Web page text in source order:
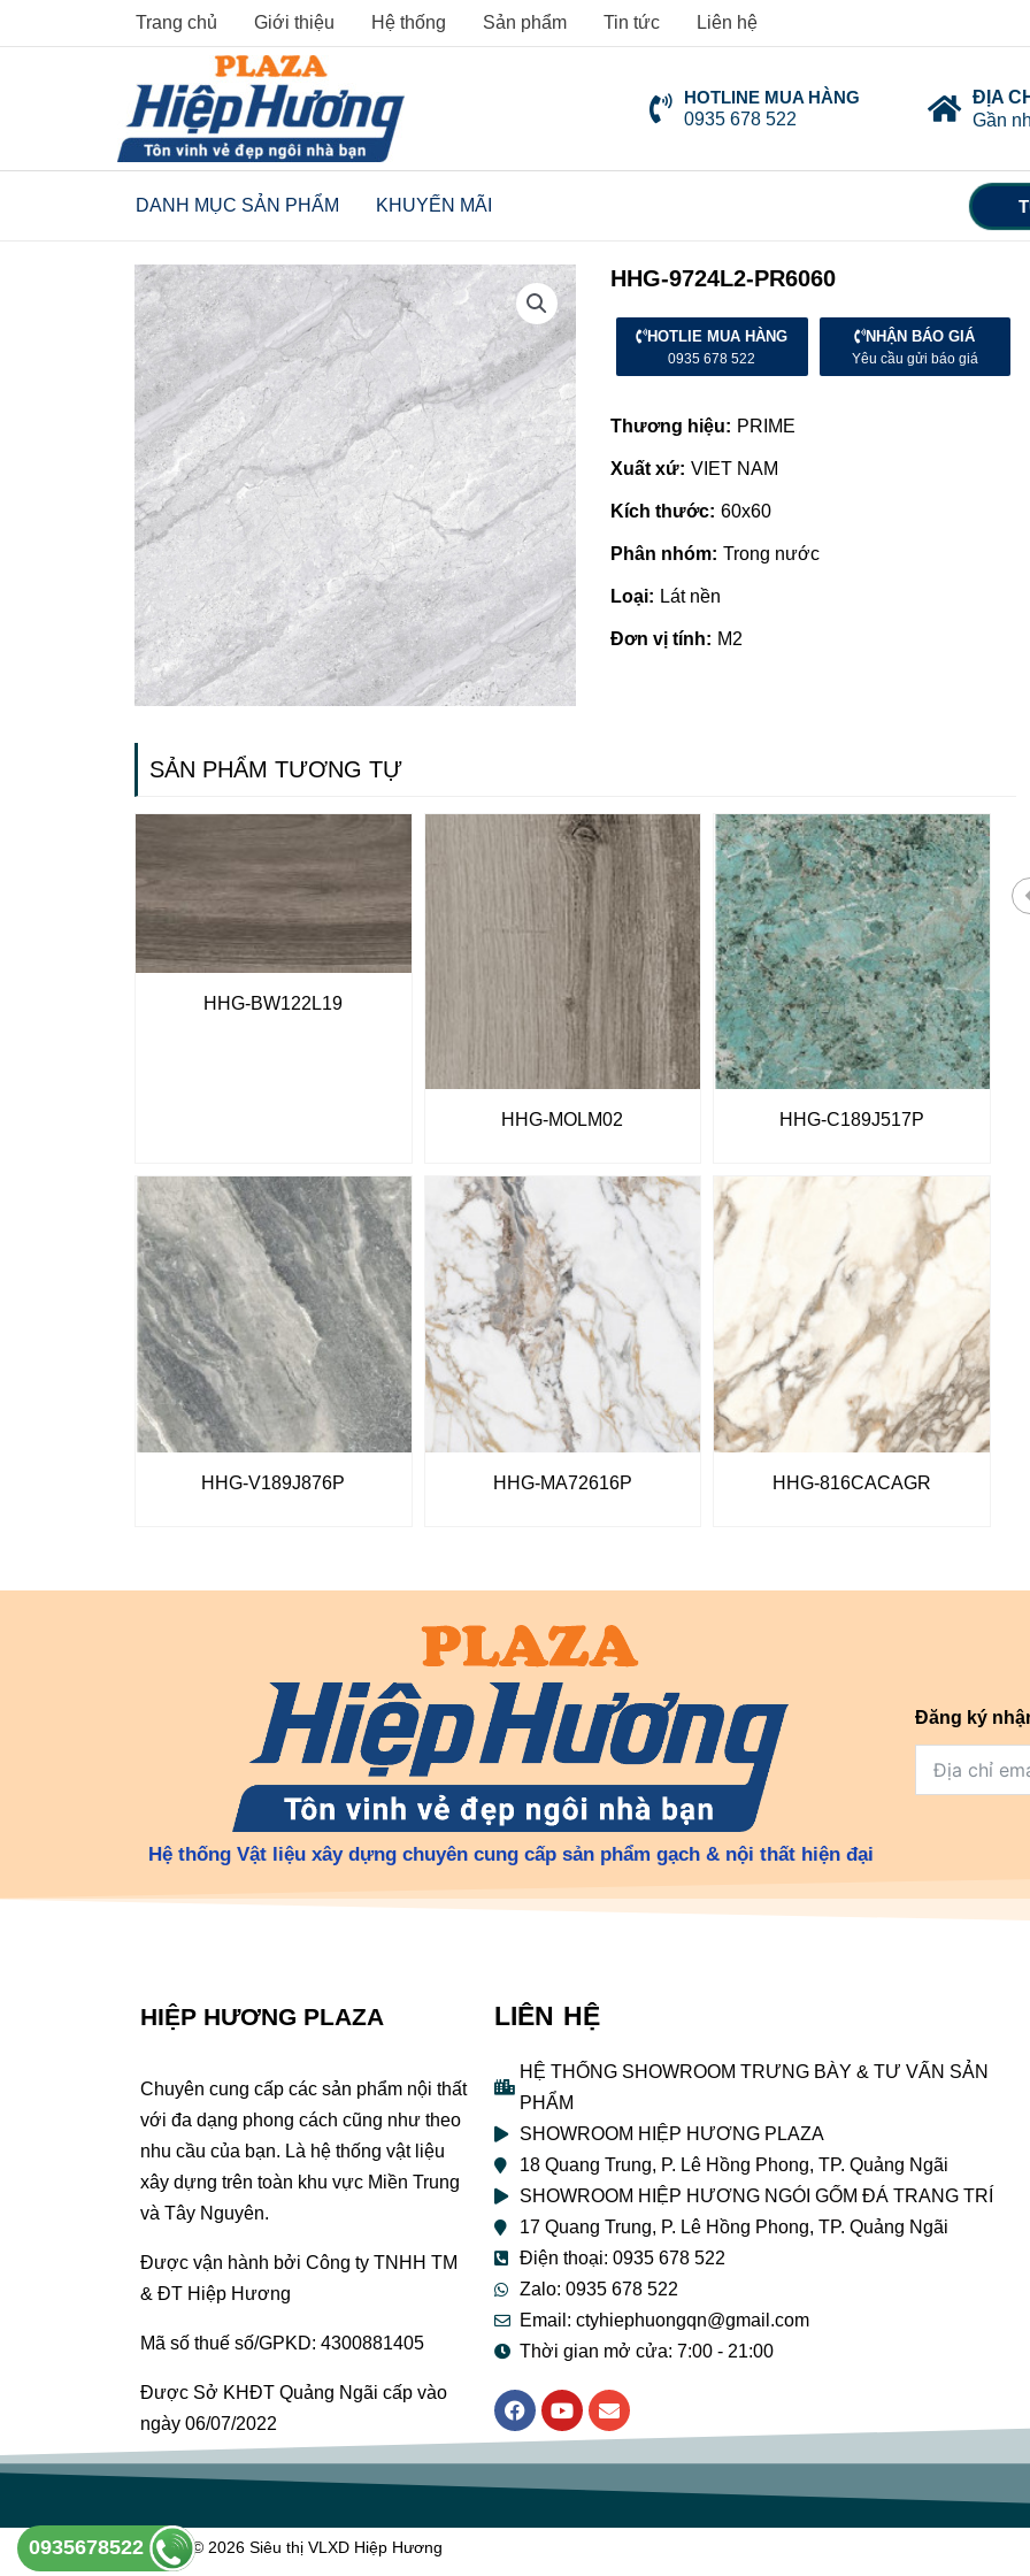
to
Trang chủ Giới thiệu Hệ thống Sản phẩm Tin tức Liên hệ
HOTLINE MUA HÀNG
0935 678 522
ĐỊA
Gần
DANH MỤC SẢN PHẨM KHUYẾN MÃI
HHG-9724L2-PR6060
HOTLIE MUA HÀNG
0935 678 522
NHẬN BÁO GIÁ
Yêu cầu gửi báo giá
Thương hiệu: PRIME
Xuất xứ: VIET NAM
Kích thước: 60x60
Phân nhóm: Trong nước
Loại: Lát nền
Đơn vị tính: M2
SẢN PHẨM TƯƠNG TỰ
HHG-BW122L19
HHG-MOLM02 HHG-C189J517P
HHG-V189J876P HHG-MA72616P HHG-816CACAGR
Gạch ốp lát giá rẻ tại Quảng
Nhà phân phối gạch ngói, sơn
tại Quảng Ngãi
Hệ thống Vật liệu xây dựng chuyên cung cấp sản phẩm gạch & nội thất hiện đại
Đăng ký
HIỆP HƯƠNG PLAZA
Chuyên cung cấp các sản phẩm nội thất
với đa dạng phong cách cũng như theo
nhu cầu của bạn. Là hệ thống vật liệu
xây dựng trên toàn khu vực Miền Trung
và Tây Nguyên.
Được vận hành bởi Công ty TNHH TM
& ĐT Hiệp Hương
Mã số thuế số/GPKD: 4300881405
Được Sở KHĐT Quảng Ngãi cấp vào
ngày 06/07/2022
LIÊN HỆ
HỆ THỐNG SHOWROOM TRƯNG BÀY & TƯ VẤN SẢN
PHẨM
SHOWROOM HIỆP HƯƠNG PLAZA
18 Quang Trung, P. Lê Hồng Phong, TP. Quảng Ngãi
SHOWROOM HIỆP HƯƠNG NGÓI GỐM ĐÁ TRANG TRÍ
17 Quang Trung, P. Lê Hồng Phong, TP. Quảng Ngãi
Điện thoại: 0935 678 522
Zalo: 0935 678 522
Email: ctyhiephuongqn@gmail.com
Thời gian mở cửa: 7:00 - 21:00
F
a
c
e
b
o
Y
o
u
t
e
E
n
v
e
p
Copyright © 2026 Siêu thị VLXD Hiệp Hương
0935678522